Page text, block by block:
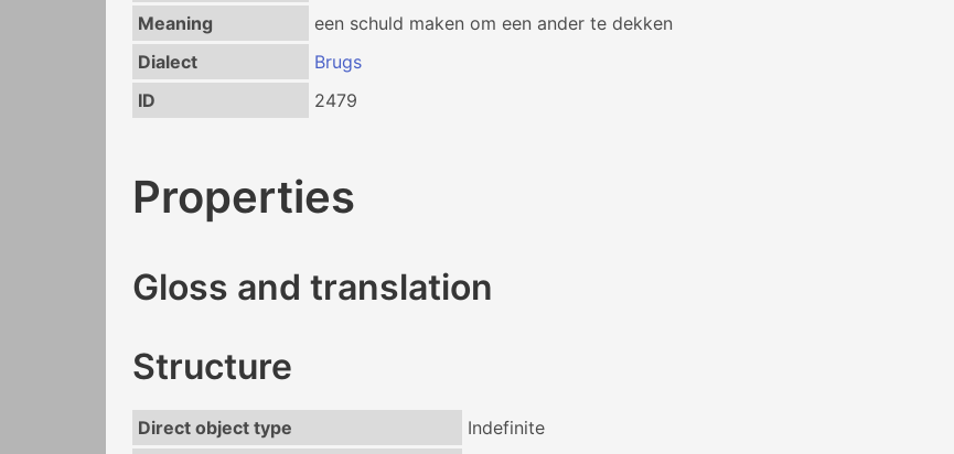
Meaning
een schuld maken om een ander te dekken
Dialect
Brugs
ID
2479
Properties
Gloss and translation
Structure
Direct object type
Indefinite